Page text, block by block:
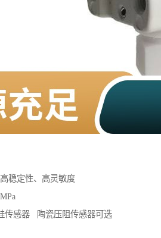
稳定性、高灵敏度
传感器 陶瓷压阻传感器可选